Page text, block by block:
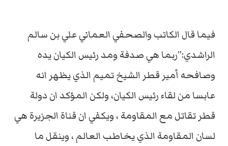
فيما قال الكاتب والصحفي العماني علي بن سالم
الراشدي:”ربما هي صدفة ومد رئيس الكيان يده
وصافحه أمير قطر الشيخ تميم الذي يظهر انه
عابسا من لقاء رئيس الكيان، ولكن المؤكد ان دولة
قطر تقاتل مع المقاومة ، ويكفي ان قناة الجزيرة هي
لسان المقاومة الذي يخاطب العالم ، وينقل ما